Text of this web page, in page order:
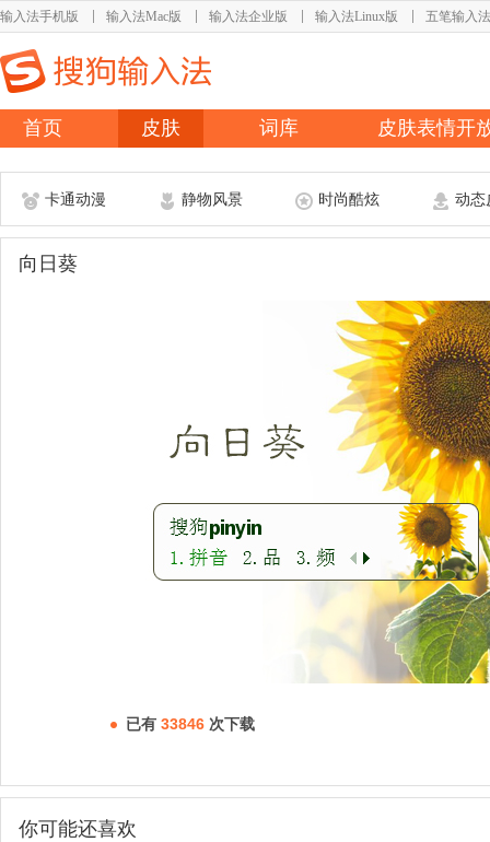
输入法手机版 输入法Mac版 输入法企业版 输入法Linux版 五笔输入法
首页 皮肤 词库 皮肤表情开
卡通动漫 静物风景 时尚酷炫 动态
向日葵
已有 33846 次下载
你可能还喜欢